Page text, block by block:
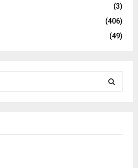
(3)
(406)
(49)